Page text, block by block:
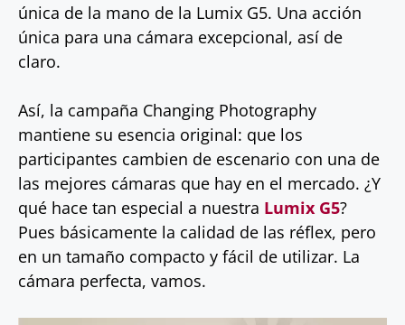
única de la mano de la Lumix G5. Una acción
única para una cámara excepcional, así de
claro.
Así, la campaña Changing Photography
mantiene su esencia original: que los
participantes cambien de escenario con una de
las mejores cámaras que hay en el mercado. ¿Y
qué hace tan especial a nuestra Lumix G5?
Pues básicamente la calidad de las réflex, pero
en un tamaño compacto y fácil de utilizar. La
cámara perfecta, vamos.